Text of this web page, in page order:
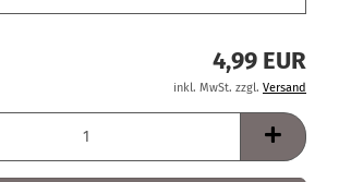
4,99 EUR
inkl. MwSt. zzgl. Versand